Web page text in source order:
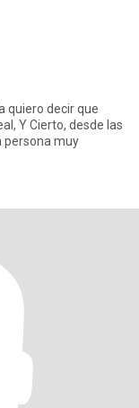
quiero decir que
Y Cierto, desde las